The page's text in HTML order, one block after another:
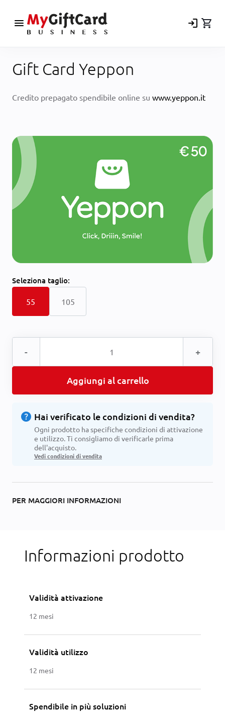
menu login shopping_cart
Gift Card Yeppon
Credito prepagato spendibile online su www.yeppon.it
Seleziona taglio:
55 105
- +
Aggiungi al carrello
help Hai verificato le condizioni di vendita?
Ogni prodotto ha specifiche condizioni di attivazione
e utilizzo. Ti consigliamo di verificarle prima
dell'acquisto.
Vedi condizioni di vendita
PER MAGGIORI INFORMAZIONI
Informazioni prodotto
Validità attivazione
12 mesi
Validità utilizzo
12 mesi
Spendibile in più soluzioni